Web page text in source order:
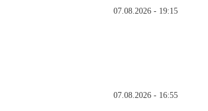
07.08.2026 - 19:15
07.08.2026 - 16:55